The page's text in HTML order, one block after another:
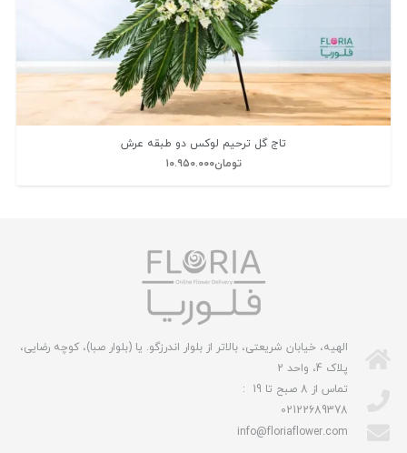
تاج گل ترحیم لوکس دو طبقه عرش
تومان۱۰.۹۵۰.۰۰۰
الهیه، خیابان شریعتی، بالاتر از بلوار اندرزگو. یا (بلوار صبا)، کوچه رضایی،
پلاک 4، واحد 2
تماس از 8 صبح تا 19 :
02122689378
info@floriaflower.com